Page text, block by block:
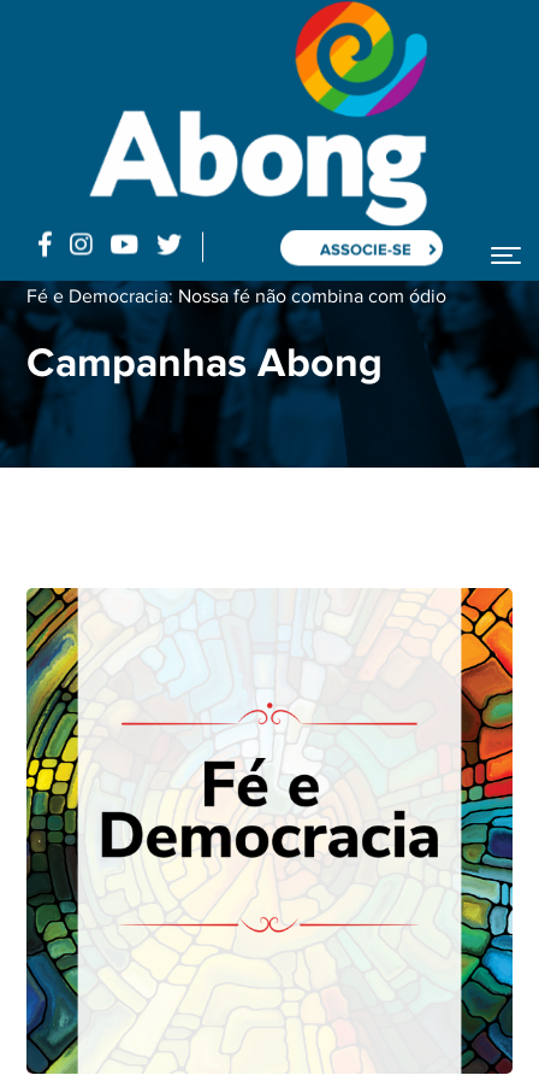
ASSOCIE-SE
Fé e Democracia: Nossa fé não combina com ódio
Campanhas Abong